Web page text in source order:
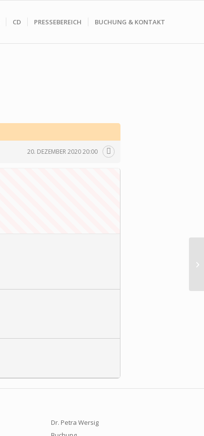
CD PRESSEBEREICH BUCHUNG & KONTAKT
20. DEZEMBER 2020 20:00
Dr. Petra Wersig